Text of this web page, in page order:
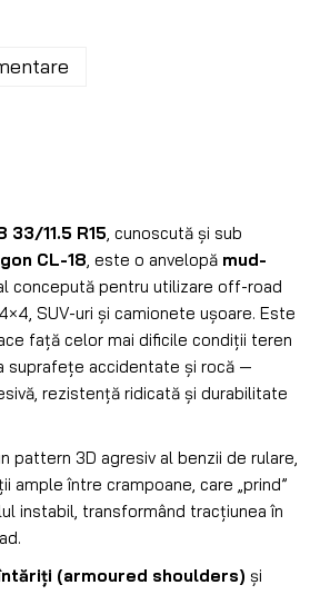
33/11.5 R15 , cunoscută și sub
CL-18 , este o anvelopă mud-
concepută pentru utilizare off-road
SUV-uri și camionete ușoare. Este
față celor mai dificile condiții teren
suprafețe accidentate și rocă —
rezistență ridicată și durabilitate
pattern 3D agresiv al benzii de rulare,
ample între crampoane, care „prind”
instabil, transformând tracțiunea în
(armoured shoulders) și